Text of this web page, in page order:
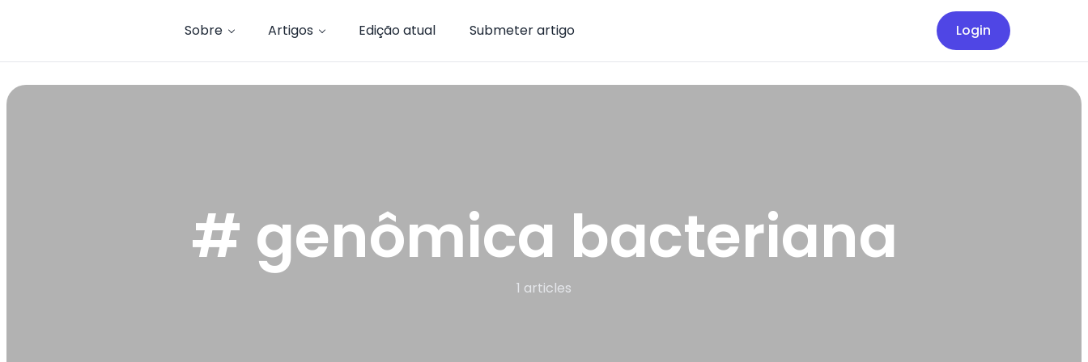
Sobre Artigos Edição atual Submeter artigo Login
# genômica bacteriana
1 articles